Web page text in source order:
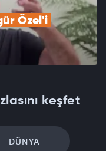
Özel'i
keşfet
DÜNYA